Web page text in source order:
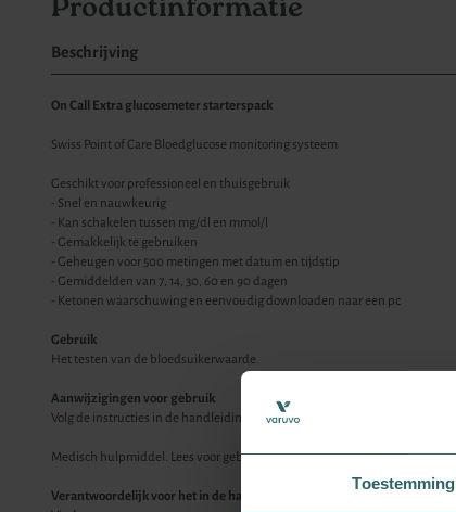
Toestemming
Productinformatie
Beschrijving
On Call Extra glucosemeter starterspack
Swiss Point of Care Bloedglucose monitoring systeem
Geschikt voor professioneel en thuisgebruik
- Snel en nauwkeurig
- Kan schakelen tussen mg/dl en mmol/l
- Gemakkelijk te gebruiken
- Geheugen voor 500 metingen met datum en tijdstip
- Gemiddelden van 7, 14, 30, 60 en 90 dagen
- Ketonen waarschuwing en eenvoudig downloaden naar een pc
Gebruik
Het testen van de bloedsuikerwaarde
Aanwijzigingen voor gebruik
Volg de instructies in de handleiding.
Medisch hulpmiddel. Lees voor gebruik de bijsluiter.
Verantwoordelijk voor het in de handel brengen